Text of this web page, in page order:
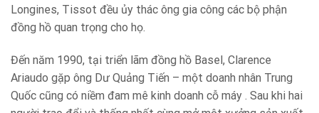
Longines, Tissot đều ủy thác ông gia công các bộ phận
đồng hồ quan trọng cho họ.
Đến năm 1990, tại triển lãm đồng hồ Basel, Clarence
Ariaudo gặp ông Dư Quảng Tiến – một doanh nhân Trung
Quốc cũng có niềm đam mê kinh doanh cỗ máy . Sau khi hai